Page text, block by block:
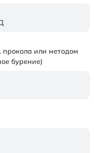
или методом
бурение)